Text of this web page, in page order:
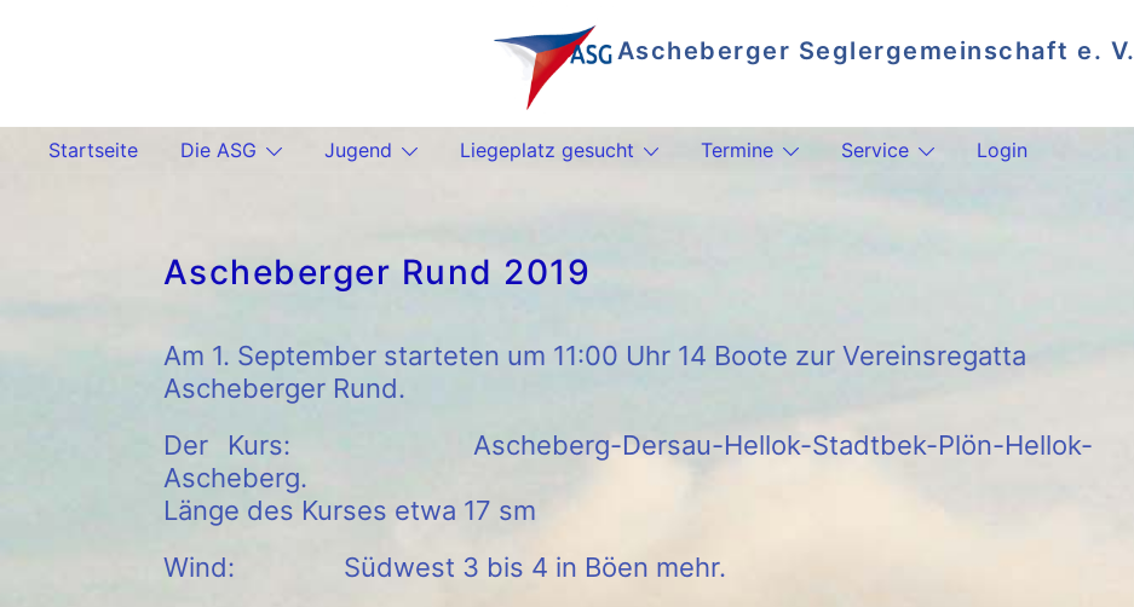
Ascheberger Seglergemeinschaft e. V.
Startseite Die ASG Jugend Liegeplatz gesucht Termine Service Login
Ascheberger Rund 2019
Am 1. September starteten um 11:00 Uhr 14 Boote zur Vereinsregatta
Ascheberger Rund.
Der Kurs: Ascheberg-Dersau-Hellok-Stadtbek-Plön-Hellok-
Ascheberg.
Länge des Kurses etwa 17 sm
Wind: Südwest 3 bis 4 in Böen mehr.